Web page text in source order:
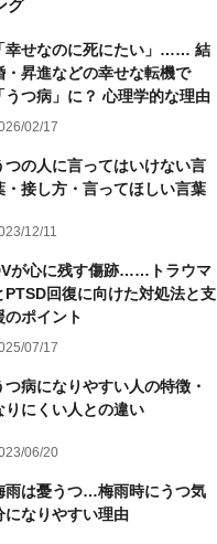
グ
「幸せなのに死にたい」…… 結
・昇進などの幸せな転機で
「うつ病」に？ 心理学的な理由
02/17
つの人に言ってはいけない言
・接し方・言ってほしい言葉
12/11
が心に残す傷跡……トラウマ
PTSD回復に向けた対処法と支
のポイント
07/17
つ病になりやすい人の特徴・
りにくい人との違い
06/20
雨は憂うつ…梅雨時にうつ気
になりやすい理由